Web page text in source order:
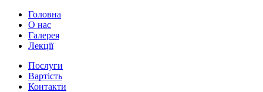
Головна
О нас
Галерея
Лекції
Послуги
Вартість
Контакти